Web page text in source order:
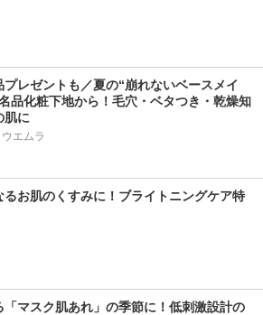
プレゼントも／夏の“崩れないベースメイ
品化粧下地から！毛穴・ベタつき・乾燥知
肌に
エムラ
るお肌のくすみに！ブライトニングケア特
「マスク肌あれ」の季節に！低刺激設計の